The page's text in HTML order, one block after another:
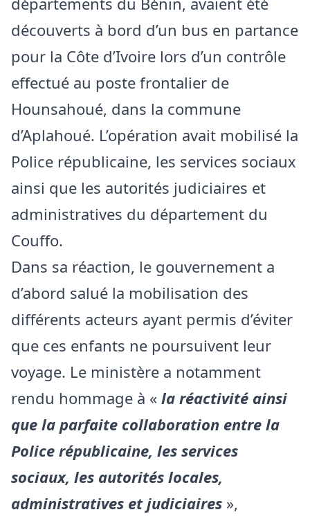
découverts à bord d’un bus en partance
pour la Côte d’Ivoire lors d’un contrôle
effectué au poste frontalier de
Hounsahoué, dans la commune
d’Aplahoué. L’opération avait mobilisé la
Police républicaine, les services sociaux
ainsi que les autorités judiciaires et
administratives du département du
Couffo.
Dans sa réaction, le gouvernement a
d’abord salué la mobilisation des
différents acteurs ayant permis d’éviter
que ces enfants ne poursuivent leur
voyage. Le ministère a notamment
rendu hommage à « la réactivité ainsi
que la parfaite collaboration entre la
Police républicaine, les services
sociaux, les autorités locales,
administratives et judiciaires »,